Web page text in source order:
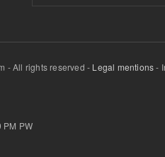
- All rights reserved - Legal mentions-
PM PW